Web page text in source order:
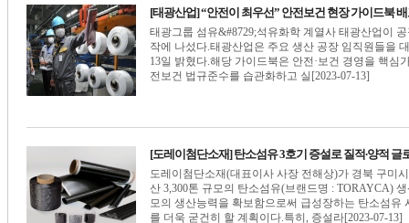
[태광산업] “안전이 최우선” 안전보건 현장 가이드북
태광그룹 섬유&#8729;석유화학 계열사 태광산업이
작에 나섰다.태광산업은 주요 생산 공장 임직원들을
13일 밝혔다.해당 가이드북은 안전·보건 경영을 핵심
전보건 법규준수를 습관화하고 실[2023-07-13]
[도레이첨단소재] 탄소섬유 3호기 증설로 질적∙양적 글
도레이첨단소재(대표이사 사장 전해상)가 경북 구미
산 3,300톤 규모의 탄소섬유(브랜드명 : TORAYCA)
모의 생산능력을 확보함으로써 급성장하는 탄소섬
를 더욱 굳건히 할 계획이다.특히, 증설라[2023-07-13]